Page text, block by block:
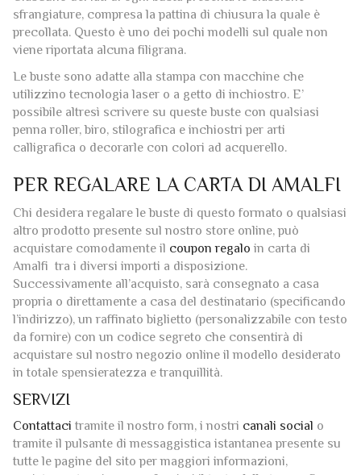
viene riportata alcuna filigrana.
Le buste sono adatte alla stampa con macchine che
utilizzino tecnologia laser o a getto di inchiostro. E’
possibile altresì scrivere su queste buste con qualsiasi
penna roller, biro, stilografica e inchiostri per arti
calligrafica o decorarle con colori ad acquerello.
PER REGALARE LA CARTA DI AMALFI
Chi desidera regalare le buste di questo formato o qualsiasi
altro prodotto presente sul nostro store online, può
acquistare comodamente ilcoupon regaloin carta di
Amalfi tra i diversi importi a disposizione.
Successivamente all’acquisto, sarà consegnato a casa
propria o direttamente a casa del destinatario (specificando
l’indirizzo), un raffinato biglietto (personalizzabile con testo
da fornire) con un codice segreto che consentirà di
acquistare sul nostro negozio online il modello desiderato
in totale spensieratezza e tranquillità.
SERVIZI
tramite il pulsante di messaggistica istantanea presente su
tutte le pagine del sito per maggiori informazioni,
assistenza tecnica o per fornirci il testo della tua grafica
personalizzata.